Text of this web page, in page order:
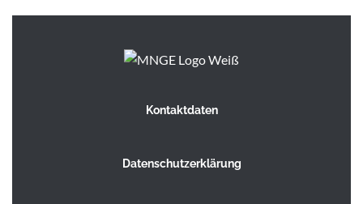
Kontaktdaten
Datenschutzerklärung